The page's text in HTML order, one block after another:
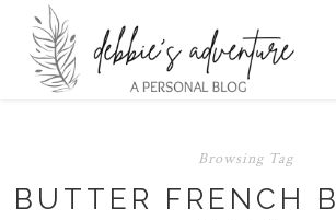
Browsing Tag
BUTTER FRENCH